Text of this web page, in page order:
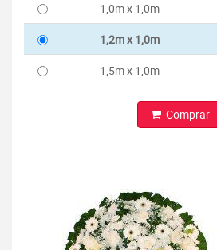
1,0m x 1,0m
1,2m x 1,0m
1,5m x 1,0m
Comprar